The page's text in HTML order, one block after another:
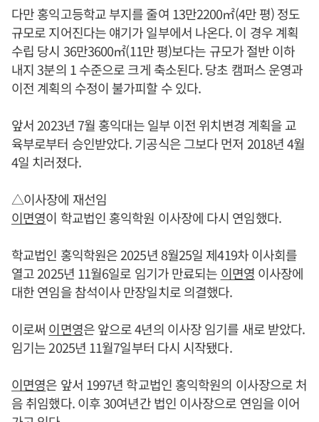
다만 홍익고등학교 부지를 줄여 13만2200㎡(4만 평) 정도
규모로 지어진다는 얘기가 일부에서 나온다. 이 경우 계획
수립 당시 36만3600㎡(11만 평)보다는 규모가 절반 이하
내지 3분의 1 수준으로 크게 축소된다. 당초 캠퍼스 운영과
이전 계획의 수정이 불가피할 수 있다.
앞서 2023년 7월 홍익대는 일부 이전 위치변경 계획을 교
육부로부터 승인받았다. 기공식은 그보다 먼저 2018년 4월
4일 치러졌다.
△이사장에 재선임
이면영이 학교법인 홍익학원 이사장에 다시 연임했다.
학교법인 홍익학원은 2025년 8월25일 제419차 이사회를
열고 2025년 11월6일로 임기가 만료되는 이면영 이사장에
대한 연임을 참석이사 만장일치로 의결했다.
이로써 이면영은 앞으로 4년의 이사장 임기를 새로 받았다.
임기는 2025년 11월7일부터 다시 시작됐다.
이면영은 앞서 1997년 학교법인 홍익학원의 이사장으로 처
음 취임했다. 이후 30여년간 법인 이사장으로 연임을 이어